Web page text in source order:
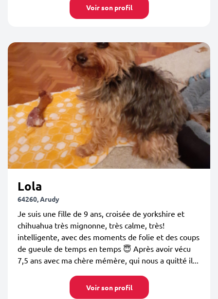
Voir son profil
Lola
64260, Arudy
Je suis une fille de 9 ans, croisée de yorkshire et
chihuahua très mignonne, très calme, très!
intelligente, avec des moments de folie et des coups
de gueule de temps en temps 😇 Après avoir vécu
7,5 ans avec ma chère mémère, qui nous a quitté il...
Voir son profil